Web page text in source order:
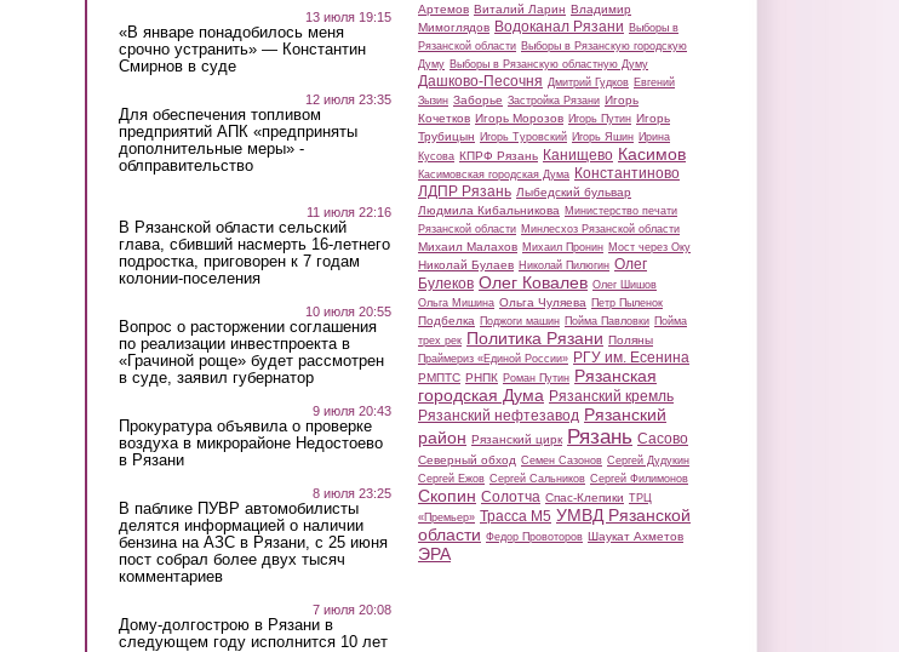
13 июля 19:15
«В январе понадобилось меня
срочно устранить» — Константин
Смирнов в суде
12 июля 23:35
Для обеспечения топливом
предприятий АПК «предприняты
дополнительные меры» -
облправительство
11 июля 22:16
В Рязанской области сельский
глава, сбивший насмерть 16-летнего
подростка, приговорен к 7 годам
колонии-поселения
10 июля 20:55
Вопрос о расторжении соглашения
по реализации инвестпроекта в
«Грачиной роще» будет рассмотрен
в суде, заявил губернатор
9 июля 20:43
Прокуратура объявила о проверке
воздуха в микрорайоне Недостоево
в Рязани
8 июля 23:25
В паблике ПУВР автомобилисты
делятся информацией о наличии
бензина на АЗС в Рязани, с 25 июня
пост собрал более двух тысяч
комментариев
7 июля 20:08
Дому-долгострою в Рязани в
следующем году исполнится 10 лет
Артемов Виталий Ларин Владимир
Мимоглядов Водоканал Рязани Выборы в
Рязанской области Выборы в Рязанскую городскую
Думу Выборы в Рязанскую областную Думу
Дашково-Песочня Дмитрий Гудков Евгений
Зызин Заборье Застройка Рязани Игорь
Кочетков Игорь Морозов Игорь Путин Игорь
Трубицын Игорь Туровский Игорь Яшин Ирина
Кусова КПРФ Рязань Канищево Касимов
Касимовская городская Дума Константиново
ЛДПР Рязань Лыбедский бульвар
Людмила Кибальникова Министерство печати
Рязанской области Минлесхоз Рязанской области
Михаил Малахов Михаил Пронин Мост через Оку
Николай Булаев Николай Пилюгин Олег
Булеков Олег Ковалев Олег Шишов
Ольга Мишина Ольга Чуляева Петр Пыленок
Подбелка Поджоги машин Пойма Павловки Пойма
трех рек Политика Рязани Поляны
Праймериз «Единой России» РГУ им. Есенина
РМПТС РНПК Роман Путин Рязанская
городская Дума Рязанский кремль
Рязанский нефтезавод Рязанский
район Рязанский цирк Рязань Сасово
Северный обход Семен Сазонов Сергей Дудукин
Сергей Ежов Сергей Сальников Сергей Филимонов
Скопин Солотча Спас-Клепики ТРЦ
«Премьер» Трасса М5 УМВД Рязанской
области Федор Провоторов Шаукат Ахметов
ЭРА